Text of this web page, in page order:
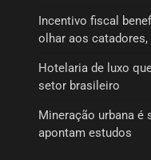
Incentivo fiscal
olhar aos
Hotelaria de luxo
setor brasileiro
Mineração urbana é
apontam estudos